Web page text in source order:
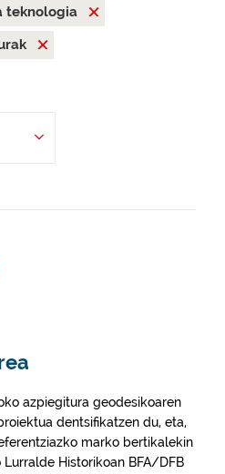
teknologia
azpiegitura geodesikoaren
dentsifikatzen du, eta,
marko bertikalekin
Historikoan BFA/DFB